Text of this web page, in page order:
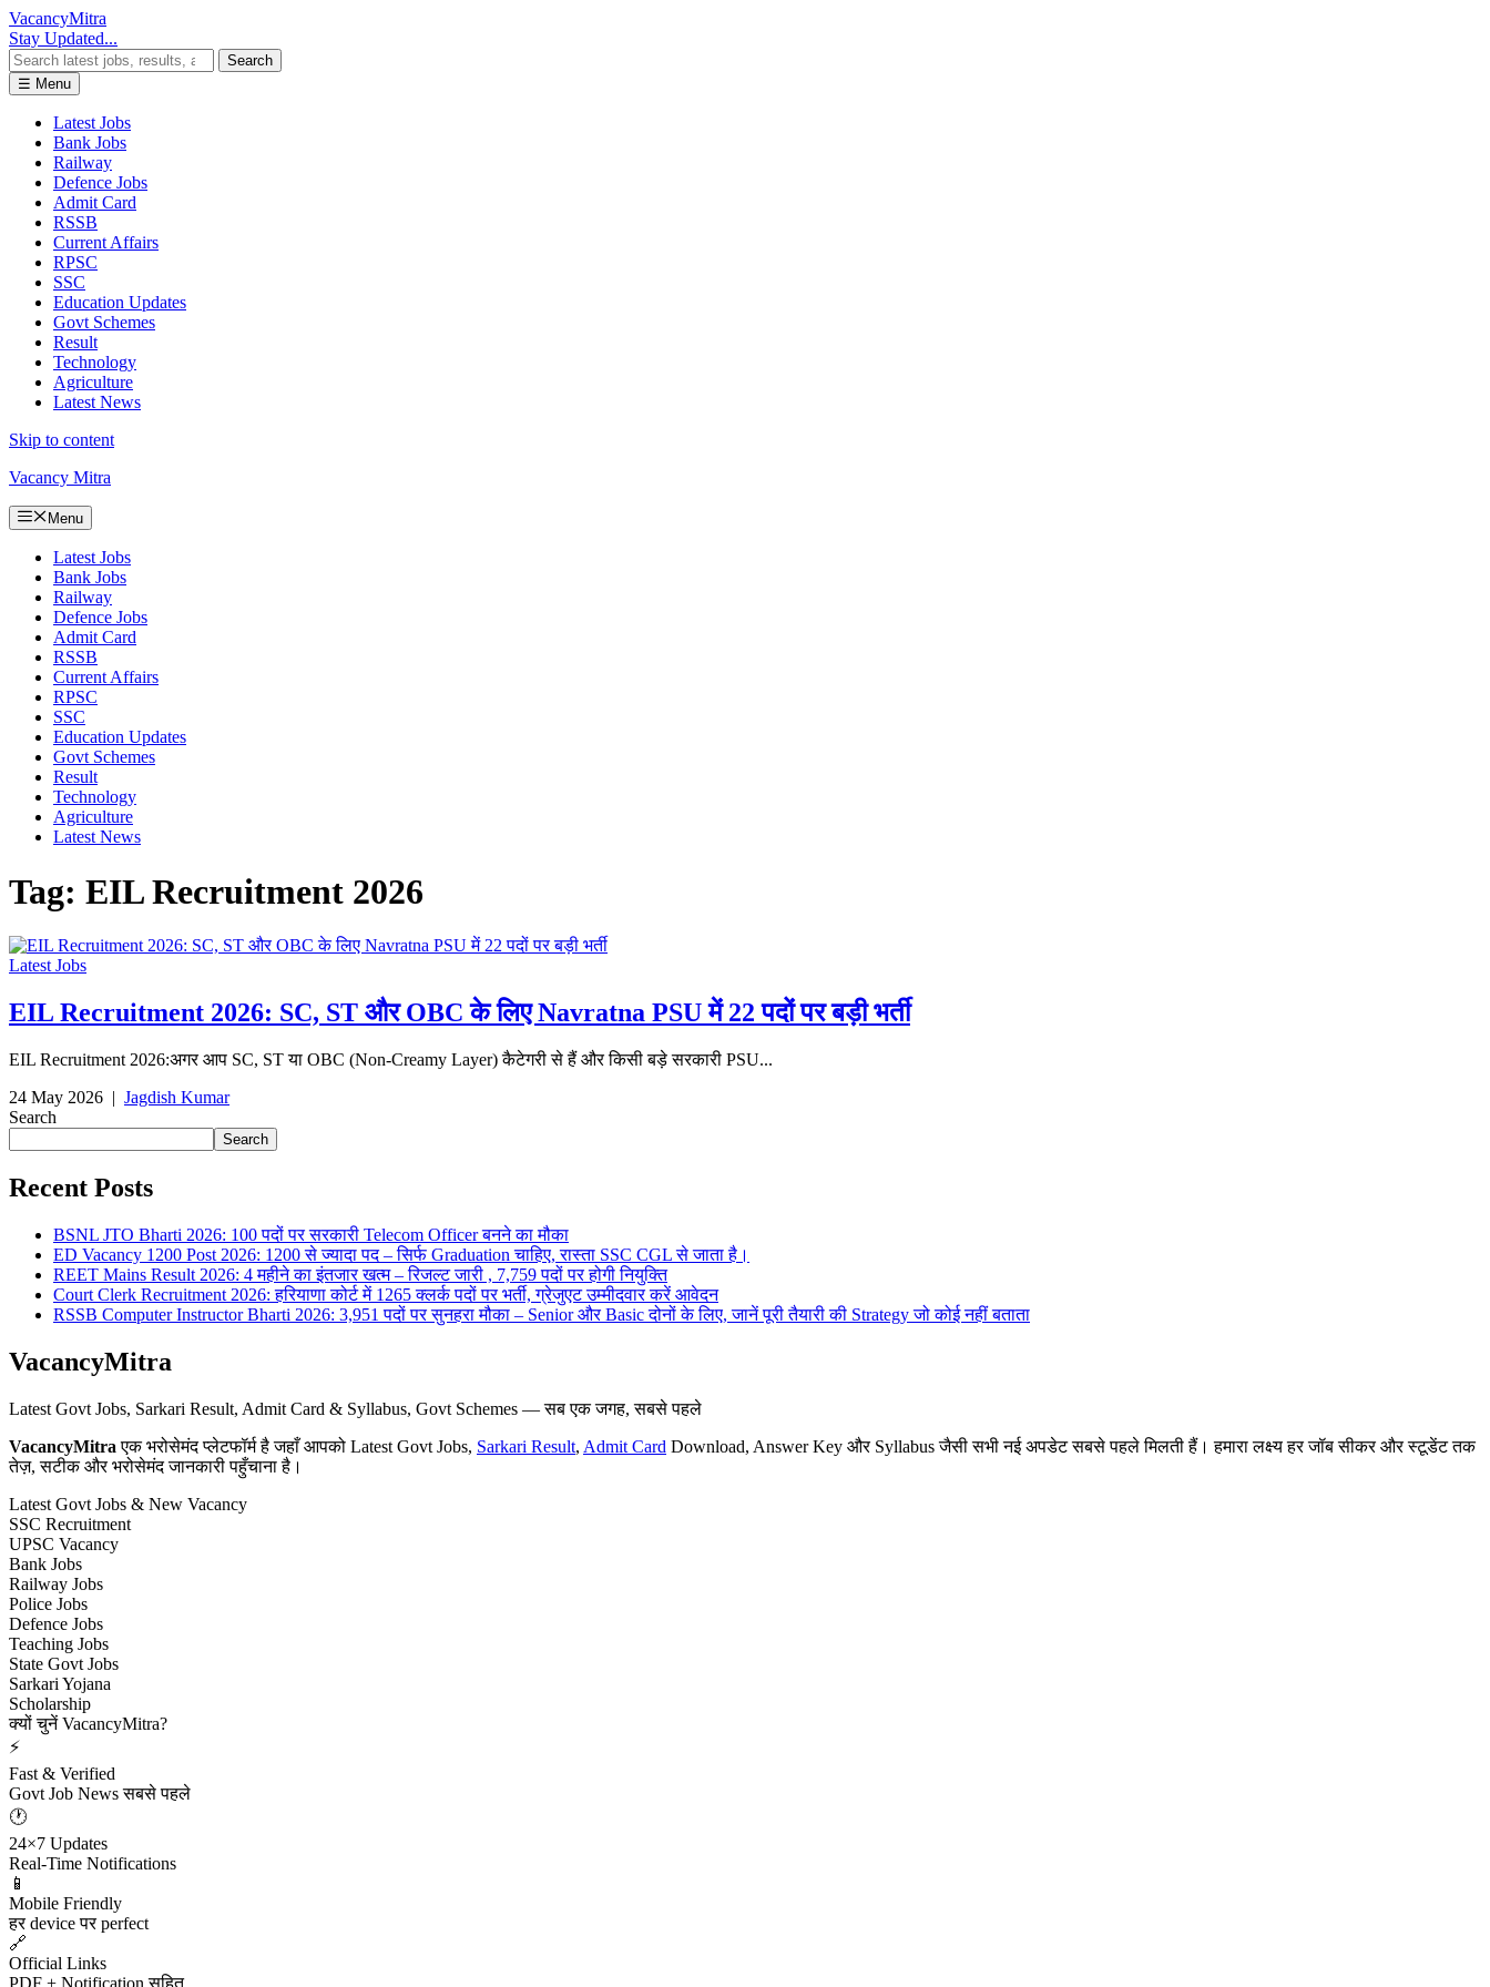
VacancyMitra
Stay Updated...
Search
☰ Menu
Latest Jobs
Bank Jobs
Railway
Defence Jobs
Admit Card
RSSB
Current Affairs
RPSC
SSC
Education Updates
Govt Schemes
Result
Technology
Agriculture
Latest News
Skip to content
Vacancy Mitra
Menu
Latest Jobs
Bank Jobs
Railway
Defence Jobs
Admit Card
RSSB
Current Affairs
RPSC
SSC
Education Updates
Govt Schemes
Result
Technology
Agriculture
Latest News
Tag: EIL Recruitment 2026
Latest Jobs
EIL Recruitment 2026: SC, ST और OBC के लिए Navratna PSU में 22 पदों पर बड़ी भर्ती
EIL Recruitment 2026:अगर आप SC, ST या OBC (Non-Creamy Layer) कैटेगरी से हैं और किसी बड़े सरकारी PSU...
24 May 2026 | Jagdish Kumar
Search
Search
Recent Posts
BSNL JTO Bharti 2026: 100 पदों पर सरकारी Telecom Officer बनने का मौका
ED Vacancy 1200 Post 2026: 1200 से ज्यादा पद – सिर्फ Graduation चाहिए, रास्ता SSC CGL से जाता है।
REET Mains Result 2026: 4 महीने का इंतजार खत्म – रिजल्ट जारी , 7,759 पदों पर होगी नियुक्ति
Court Clerk Recruitment 2026: हरियाणा कोर्ट में 1265 क्लर्क पदों पर भर्ती, ग्रेजुएट उम्मीदवार करें आवेदन
RSSB Computer Instructor Bharti 2026: 3,951 पदों पर सुनहरा मौका – Senior और Basic दोनों के लिए, जानें पूरी तैयारी की Strategy जो कोई नहीं बताता
VacancyMitra
Latest Govt Jobs, Sarkari Result, Admit Card & Syllabus, Govt Schemes — सब एक जगह, सबसे पहले
VacancyMitra एक भरोसेमंद प्लेटफॉर्म है जहाँ आपको Latest Govt Jobs, Sarkari Result, Admit Card Download, Answer Key और Syllabus जैसी सभी नई अपडेट सबसे पहले मिलती हैं। हमारा लक्ष्य हर जॉब सीकर और स्टूडेंट तक
तेज़, सटीक और भरोसेमंद जानकारी पहुँचाना है।
Latest Govt Jobs & New Vacancy
SSC Recruitment
UPSC Vacancy
Bank Jobs
Railway Jobs
Police Jobs
Defence Jobs
Teaching Jobs
State Govt Jobs
Sarkari Yojana
Scholarship
क्यों चुनें VacancyMitra?
⚡
Fast & Verified
Govt Job News सबसे पहले
🕐
24×7 Updates
Real-Time Notifications
📱
Mobile Friendly
हर device पर perfect
🔗
Official Links
PDF + Notification सहित